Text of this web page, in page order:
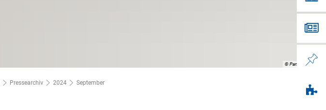
© PantherMedia /
Pressearchiv 2024
September